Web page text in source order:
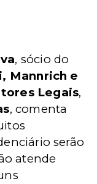
, sócio do
Mannrich e
Legais,
, comenta
serão
atende